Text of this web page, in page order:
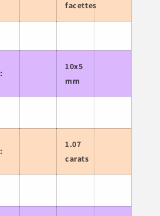
facettes
:
10x5
mm
:
1.07
carats